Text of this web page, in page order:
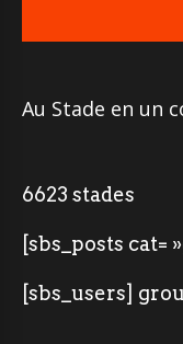
Au Stade en un
6623 stades
[sbs_posts
[sbs_users]